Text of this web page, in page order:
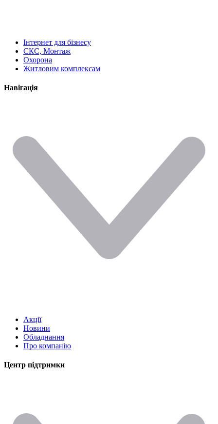
Інтернет для бізнесу
СКС, Монтаж
Охорона
Житловим комплексам
Навігація
Акції
Новини
Обладнання
Про компанію
Центр підтримки